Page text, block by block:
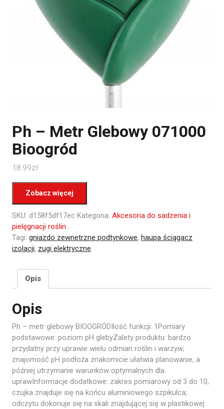
Ph – Metr Glebowy 071000
Bioogród
18.99zł
Zobacz więcej
SKU: d158f5df17ec Kategoria: Akcesoria do sadzenia i
pielęgnacji roślin
Tagi: gniazdo zewnetrzne podtynkowe, haupa ściągacz
izolacji, zugi elektryczne
Opis
Opis
Ph – metr glebowy BIOOGRÓDIlość funkcji: 1Pomiary
podstawowe: poziom pH glebyZalety produktu: bardzo
przydatny przy uprawie wielu odmian roślin i warzyw;
znajomość pH podłoża znakomicie ułatwia planowanie, a
później utrzymanie warunków optymalnych dla
uprawInformacje dodatkowe: zakres pomiarowy od 3 do 10,
czujka znajduje się na końcu aluminiowego szpikulca;
odczytu dokonuje się na skali znajdującej się w plastikowej